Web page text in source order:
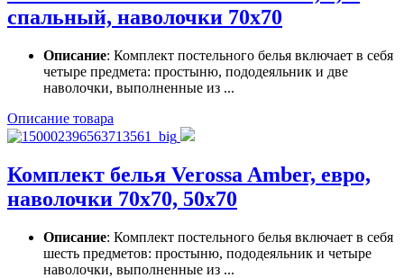
спальный, наволочки 70х70
Описание: Комплект постельного белья включает в себя
четыре предмета: простыню, пододеяльник и две
наволочки, выполненные из ...
Описание товара
Комплект белья Verossa Amber, евро,
наволочки 70х70, 50х70
Описание: Комплект постельного белья включает в себя
шесть предметов: простыню, пододеяльник и четыре
наволочки, выполненные из ...